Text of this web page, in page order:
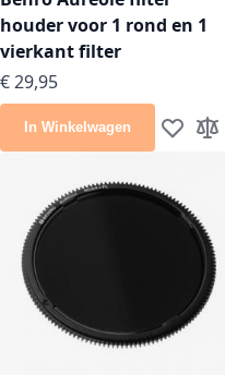
houder voor 1 rond en 1
vierkant filter
€ 29,95
In Winkelwagen Voeg